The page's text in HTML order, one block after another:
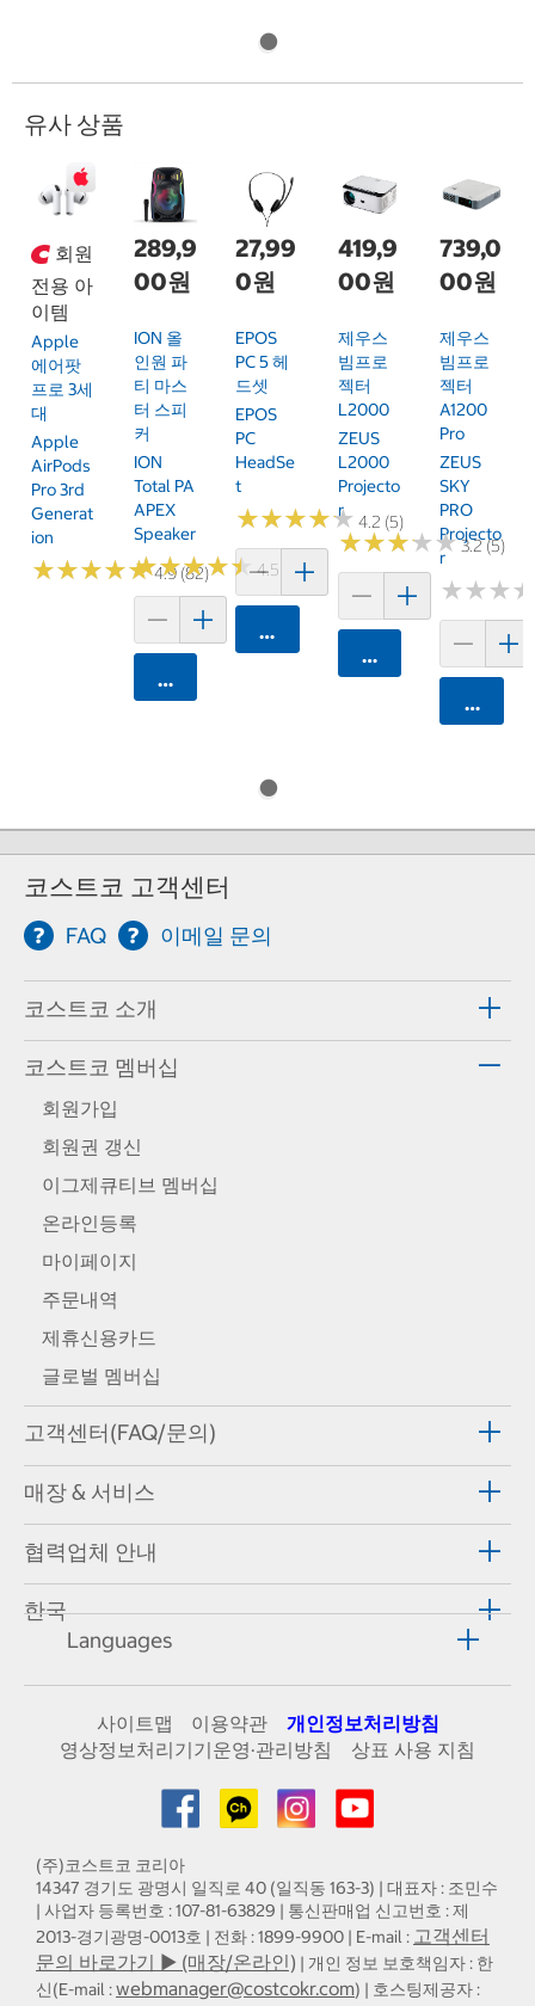
유사 상품
회원
전용 아
이템
Apple
에어팟
프로 3세
대
Apple
AirPods
Pro 3rd
Generat
Ion
★★★★★
★★★★★4.9 (82)
289,9
00원
ION 올
인원 파
티 마스
터 스피
커
ION
Total PA
APEX
Speaker
★★★★★
★★★★★4.5 (2)
카트에 담기
27,99
0원
EPOS
PC 5 헤
드셋
EPOS
PC
HeadSe
T
★★★★★
★★★★★ 4.2 (5)
카트에 담기
419,9
00원
제우스
빔프로
젝터
L2000
ZEUS
L2000
Projecto
R
★★★★★
★★★★★3.2 (5)
카트에 담기
739,0
00원
제우스
빔프로
젝터
A1200
Pro
ZEUS
SKY
PRO
Projecto
R
★★★
★★★
카트에
코스트코 고객센터
FAQ 이메일 문의
코스트코 소개
코스트코 멤버십
회원가입
회원권 갱신
이그제큐티브 멤버십
온라인등록
마이페이지
주문내역
제휴신용카드
글로벌 멤버십
고객센터(FAQ/문의)
매장 & 서비스
협력업체 안내
한국
Languages
사이트맵 이용약관
개인정보처리방침
영상정보처리기기운영·관리방침
상표 사용 지침
(주)코스트코 코리아
14347 경기도 광명시 일직로 40 (일직동 163-3) | 대표자 : 조민수
| 사업자 등록번호 : 107-81-63829 | 통신판매업 신고번호 : 제
2013-경기광명-0013호 | 전화 : 1899-9900 | E-mail : 고객센터
문의 바로가기 ▶ (매장/온라인) | 개인 정보 보호책임자 : 한
신(E-mail :webmanager@costcokr.com) | 호스팅제공자 :